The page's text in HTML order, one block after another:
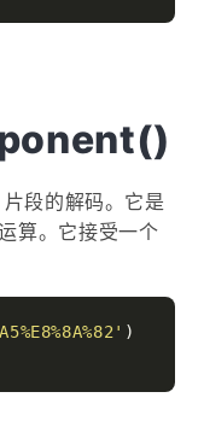
段的解码。它是
算。它接受一个